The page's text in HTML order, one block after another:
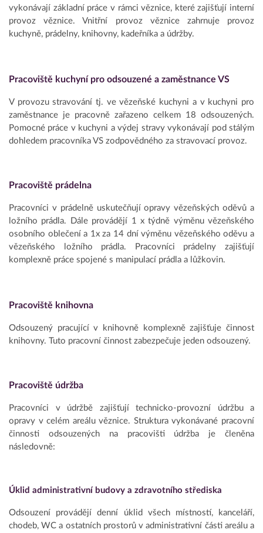
vykonávají základní práce v rámci věznice, které zajišťují interní
provoz věznice. Vnitřní provoz věznice zahrnuje provoz
kuchyně, prádelny, knihovny, kadeřníka a údržby.
Pracoviště kuchyní pro odsouzené a zaměstnance VS
V provozu stravování tj. ve vězeňské kuchyni a v kuchyni pro
zaměstnance je pracovně zařazeno celkem 18 odsouzených.
Pomocné práce v kuchyni a výdej stravy vykonávají pod stálým
dohledem pracovníka VS zodpovědného za stravovací provoz.
Pracoviště prádelna
Pracovníci v prádelně uskutečňují opravy vězeňských oděvů a
ložního prádla. Dále provádějí 1 x týdně výměnu vězeňského
osobního oblečení a 1x za 14 dní výměnu vězeňského oděvu a
vězeňského ložního prádla. Pracovníci prádelny zajišťují
komplexně práce spojené s manipulací prádla a lůžkovin.
Pracoviště knihovna
Odsouzený pracující v knihovně komplexně zajišťuje činnost
knihovny. Tuto pracovní činnost zabezpečuje jeden odsouzený.
Pracoviště údržba
Pracovníci v údržbě zajišťují technicko-provozní údržbu a
opravy v celém areálu věznice. Struktura vykonávané pracovní
činnosti odsouzených na pracovišti údržba je členěna
následovně:
Úklid administrativní budovy a zdravotního střediska
Odsouzení provádějí denní úklid všech místností, kanceláří,
chodeb, WC a ostatních prostorů v administrativní části areálu a